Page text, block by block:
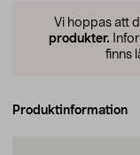
Vi hoppas att
produkter.
finns
Produktinformation